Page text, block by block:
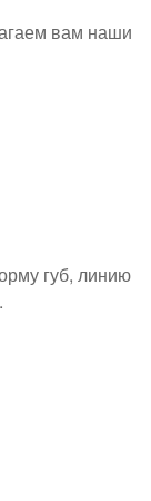
вам наши
губ, линию